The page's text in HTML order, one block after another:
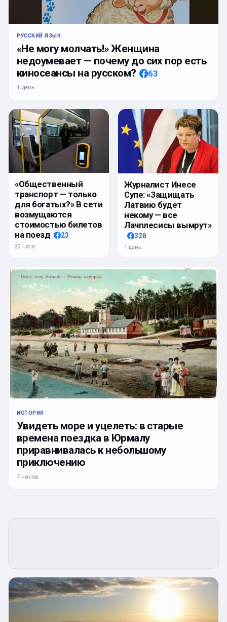
РУССКИЙ ЯЗЫК
«Не могу молчать!» Женщина
недоумевает — почему до сих пор есть
киносеансы на русском?
63
1 день
«Общественный
транспорт — только
для богатых?» В сети
возмущаются
стоимостью билетов
на поезд
23
23 часа
Журналист Инесе
Супе: «Защищать
Латвию будет
некому — все
Лачплесисы вымрут»
328
1 день
ИСТОРИЯ
Увидеть море и уцелеть: в старые
времена поездка в Юрмалу
приравнивалась к небольшому
приключению
7 часов